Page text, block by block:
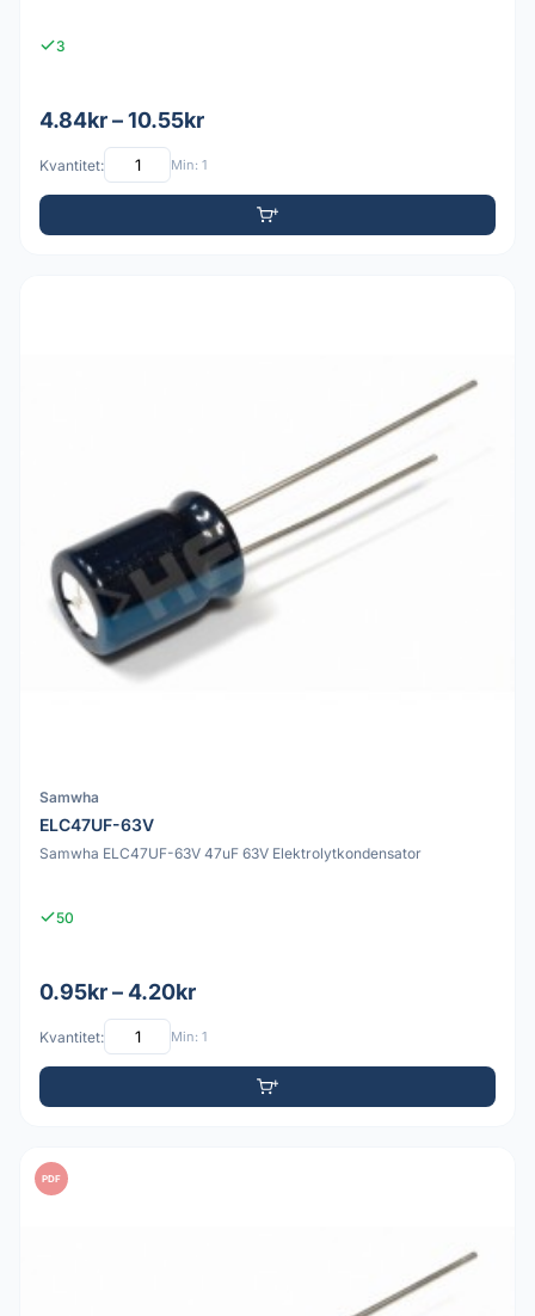
3
4.84kr – 10.55kr
Kvantitet: Min: 1
Samwha
ELC47UF-63V
Samwha ELC47UF-63V 47uF 63V Elektrolytkondensator
50
0.95kr – 4.20kr
Kvantitet: Min: 1
PDF